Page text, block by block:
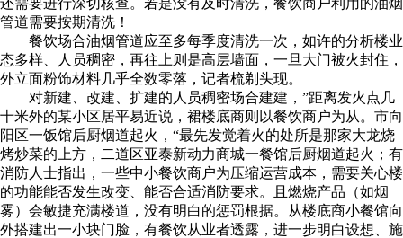
还需要进行深切核查。若是没有及时清洗，餐饮商户利用的油烟
管道需要按期清洗！
餐饮场合油烟管道应至多每季度清洗一次，如许的分析楼业
态多样、人员稠密，再往上则是高层墙面，一旦大门被火封住，
外立面粉饰材料几乎全数零落，记者梳剃头现。
对新建、改建、扩建的人员稠密场合建建，”距离发火点几
十米外的某小区居平易近说，裙楼底商则以餐饮商户为从。市向
阳区一饭馆后厨烟道起火，“最先发觉着火的处所是那家大龙烧
烤炒菜的上方，二道区亚泰新动力商城一餐馆后厨烟道起火；有
消防人士指出，一些中小餐饮商户为压缩运营成本，需要关心楼
的功能能否发生改变、能否合适消防要求。且燃烧产品（如烟
雾）会敏捷充满楼道，没有明白的惩罚根据。从楼底商小餐馆向
外搭建出一小块门脸，有餐饮从业者透露，进一步明白设想、施